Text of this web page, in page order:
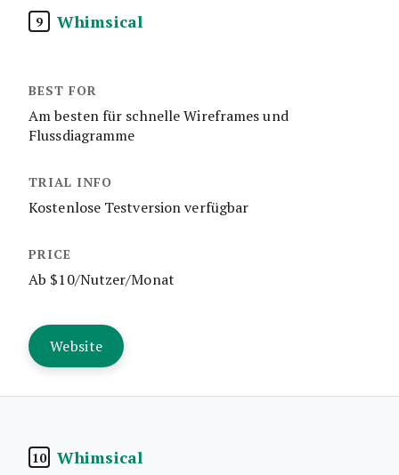
9 Whimsical
Am besten für schnelle Wireframes und
Flussdiagramme
Kostenlose Testversion verfügbar
Ab $10/Nutzer/Monat
Website
10 Whimsical